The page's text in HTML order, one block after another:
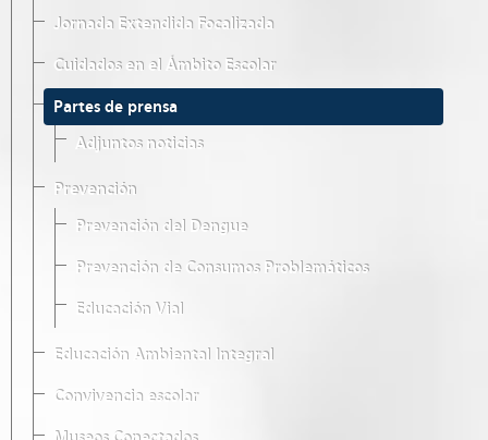
Jornada Extendida Focalizada
Cuidados en el Ámbito Escolar
Partes de prensa
Adjuntos noticias
Prevención
Prevención del Dengue
Prevención de Consumos Problemáticos
Educación Vial
Educación Ambiental Integral
Convivencia escolar